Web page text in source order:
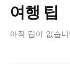
여행 팁
아직 팁이 없습